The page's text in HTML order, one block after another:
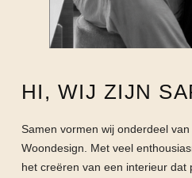
HI, WIJ ZIJN
Samen vormen wij onderdeel
Woondesign. Met veel
het creëren van een interieur dat